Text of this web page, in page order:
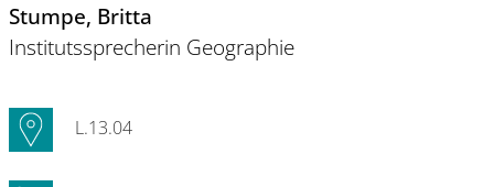
Stumpe, Britta
Institutssprecherin Geographie
L.13.04